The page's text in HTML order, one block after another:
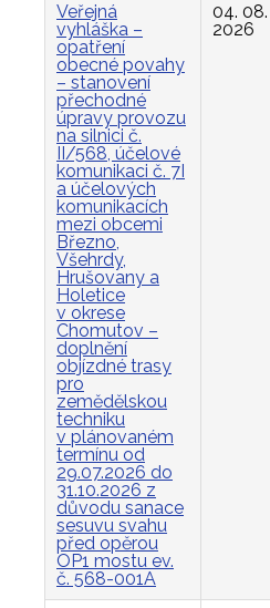
Veřejná
vyhláška –
opatření
obecné povahy
– stanovení
přechodné
úpravy provozu
na silnici č.
II/568, účelové
komunikaci č. 7I
a účelových
komunikacích
mezi obcemi
Březno,
Všehrdy,
Hrušovany a
Holetice
v okrese
Chomutov –
doplnění
objízdné trasy
pro
zemědělskou
techniku
v plánovaném
termínu od
29.07.2026 do
31.10.2026 z
důvodu sanace
sesuvu svahu
před opěrou
OP1 mostu ev.
č. 568-001A
04. 08.
2026